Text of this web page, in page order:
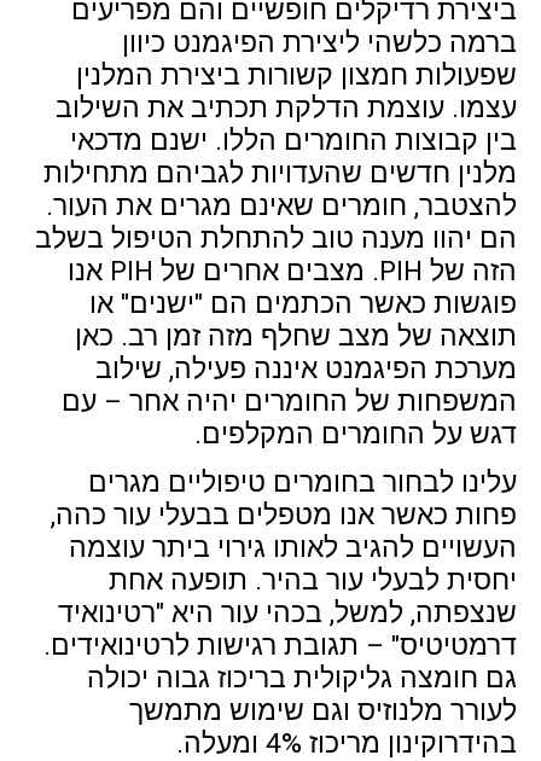
ביצירת רדיקלים חופשיים והם מפריעים
ברמה כלשהי ליצירת הפיגמנט כיוון
שפעולות חמצון קשורות ביצירת המלנין
עצמו. עוצמת הדלקת תכתיב את השילוב
בין קבוצות החומרים הללו. ישנם מדכאי
מלנין חדשים שהעדויות לגביהם מתחילות
להצטבר, חומרים שאינם מגרים את העור.
הם יהוו מענה טוב להתחלת הטיפול בשלב
הזה של PIH. מצבים אחרים של PIH אנו
פוגשות כאשר הכתמים הם "ישנים" או
תוצאה של מצב שחלף מזה זמן רב. כאן
מערכת הפיגמנט איננה פעילה, שילוב
המשפחות של החומרים יהיה אחר – עם
דגש על החומרים המקלפים.
עלינו לבחור בחומרים טיפוליים מגרים
פחות כאשר אנו מטפלים בבעלי עור כהה,
העשויים להגיב לאותו גירוי ביתר עוצמה
יחסית לבעלי עור בהיר. תופעה אחת
שנצפתה, למשל, בכהי עור היא "רטינואיד
דרמטיטיס" – תגובת רגישות לרטינואידים.
גם חומצה גליקולית בריכוז גבוה יכולה
לעורר מלנוזיס וגם שימוש מתמשך
בהידרוקינון מריכוז 4% ומעלה.